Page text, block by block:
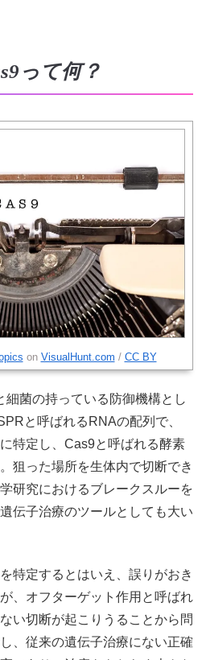
って何？
on VisualHunt.com / CC BY
菌の持っている防御機構とし
と呼ばれるRNAの配列で、
特定し、Cas9と呼ばれる酵素
狙った場所を生体内で切断でき
研究におけるブレークスルーを
伝子治療のツールとしても大い
特定するとはいえ、誤りがおき
、オフターゲット作用と呼ばれ
い切断が起こりうることから問
、従来の遺伝子治療にない正確